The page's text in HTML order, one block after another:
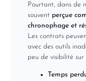
Pourtant, dans de
souvent perçue
chronophage et
Les contrats
avec des outils
peu de visibilité sur
Temps